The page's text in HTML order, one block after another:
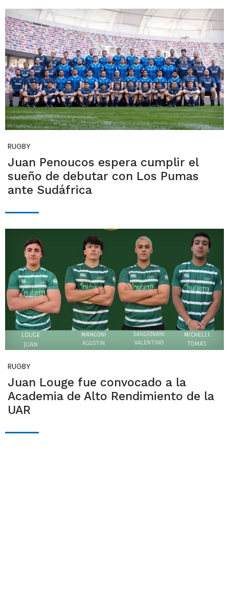
RUGBY
Juan Penoucos espera cumplir el
sueño de debutar con Los Pumas
ante Sudáfrica
RUGBY
Juan Louge fue convocado a la
Academia de Alto Rendimiento de la
UAR